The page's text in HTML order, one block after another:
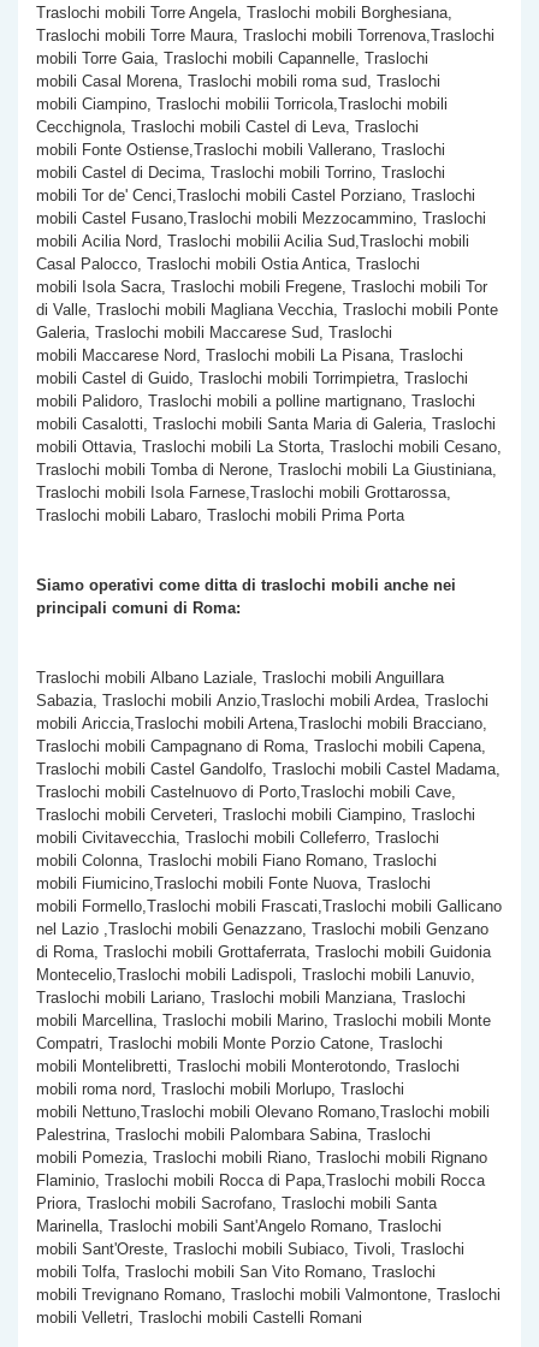
Traslochi mobili Torre Angela, Traslochi mobili Borghesiana,
Traslochi mobili Torre Maura, Traslochi mobili Torrenova,Traslochi
mobili Torre Gaia, Traslochi mobili Capannelle, Traslochi
mobili Casal Morena, Traslochi mobili roma sud, Traslochi
mobili Ciampino, Traslochi mobilii Torricola,Traslochi mobili
Cecchignola, Traslochi mobili Castel di Leva, Traslochi
mobili Fonte Ostiense,Traslochi mobili Vallerano, Traslochi
mobili Castel di Decima, Traslochi mobili Torrino, Traslochi
mobili Tor de' Cenci,Traslochi mobili Castel Porziano, Traslochi
mobili Castel Fusano,Traslochi mobili Mezzocammino, Traslochi
mobili Acilia Nord, Traslochi mobilii Acilia Sud,Traslochi mobili
Casal Palocco, Traslochi mobili Ostia Antica, Traslochi
mobili Isola Sacra, Traslochi mobili Fregene, Traslochi mobili Tor
di Valle, Traslochi mobili Magliana Vecchia, Traslochi mobili Ponte
Galeria, Traslochi mobili Maccarese Sud, Traslochi
mobili Maccarese Nord, Traslochi mobili La Pisana, Traslochi
mobili Castel di Guido, Traslochi mobili Torrimpietra, Traslochi
mobili Palidoro, Traslochi mobili a polline martignano, Traslochi
mobili Casalotti, Traslochi mobili Santa Maria di Galeria, Traslochi
mobili Ottavia, Traslochi mobili La Storta, Traslochi mobili Cesano,
Traslochi mobili Tomba di Nerone, Traslochi mobili La Giustiniana,
Traslochi mobili Isola Farnese,Traslochi mobili Grottarossa,
Traslochi mobili Labaro, Traslochi mobili Prima Porta
Siamo operativi come ditta di traslochi mobili anche nei
principali comuni di Roma:
Traslochi mobili Albano Laziale, Traslochi mobili Anguillara
Sabazia, Traslochi mobili Anzio,Traslochi mobili Ardea, Traslochi
mobili Ariccia,Traslochi mobili Artena,Traslochi mobili Bracciano,
Traslochi mobili Campagnano di Roma, Traslochi mobili Capena,
Traslochi mobili Castel Gandolfo, Traslochi mobili Castel Madama,
Traslochi mobili Castelnuovo di Porto,Traslochi mobili Cave,
Traslochi mobili Cerveteri, Traslochi mobili Ciampino, Traslochi
mobili Civitavecchia, Traslochi mobili Colleferro, Traslochi
mobili Colonna, Traslochi mobili Fiano Romano, Traslochi
mobili Fiumicino,Traslochi mobili Fonte Nuova, Traslochi
mobili Formello,Traslochi mobili Frascati,Traslochi mobili Gallicano
nel Lazio ,Traslochi mobili Genazzano, Traslochi mobili Genzano
di Roma, Traslochi mobili Grottaferrata, Traslochi mobili Guidonia
Montecelio,Traslochi mobili Ladispoli, Traslochi mobili Lanuvio,
Traslochi mobili Lariano, Traslochi mobili Manziana, Traslochi
mobili Marcellina, Traslochi mobili Marino, Traslochi mobili Monte
Compatri, Traslochi mobili Monte Porzio Catone, Traslochi
mobili Montelibretti, Traslochi mobili Monterotondo, Traslochi
mobili roma nord, Traslochi mobili Morlupo, Traslochi
mobili Nettuno,Traslochi mobili Olevano Romano,Traslochi mobili
Palestrina, Traslochi mobili Palombara Sabina, Traslochi
mobili Pomezia, Traslochi mobili Riano, Traslochi mobili Rignano
Flaminio, Traslochi mobili Rocca di Papa,Traslochi mobili Rocca
Priora, Traslochi mobili Sacrofano, Traslochi mobili Santa
Marinella, Traslochi mobili Sant'Angelo Romano, Traslochi
mobili Sant'Oreste, Traslochi mobili Subiaco, Tivoli, Traslochi
mobili Tolfa, Traslochi mobili San Vito Romano, Traslochi
mobili Trevignano Romano, Traslochi mobili Valmontone, Traslochi
mobili Velletri, Traslochi mobili Castelli Romani